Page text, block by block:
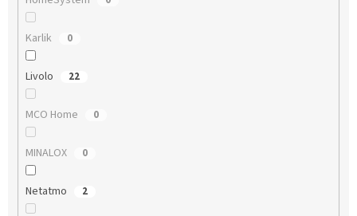
Karlik 0
Livolo 22
MCO Home 0
MINALOX 0
Netatmo 2